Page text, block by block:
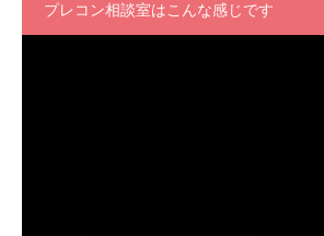
プレコン相談室はこんな感じです